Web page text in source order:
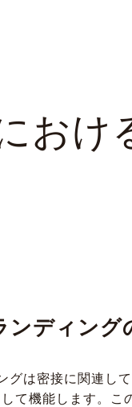
お
ンディング
グは密接に関連し
て機能します。こ